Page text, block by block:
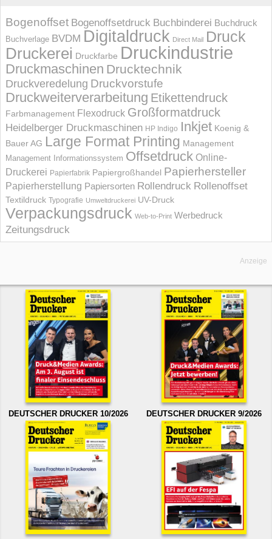
Bogenoffset Bogenoffsetdruck Buchbinderei Buchdruck
Buchverlage BVDM Digitaldruck Direct Mail Druck
Druckerei Druckfarbe Druckindustrie
Druckmaschinen Drucktechnik
Druckveredelung Druckvorstufe
Druckweiterverarbeitung Etikettendruck
Farbmanagement Flexodruck Großformatdruck
Heidelberger Druckmaschinen HP Indigo Inkjet Koenig &
Bauer AG Large Format Printing Management
Management Informations­system Offsetdruck Online-
Druckerei Papierfabrik Papiergroßhandel Papierhersteller
Papierherstellung Papiersorten Rollendruck Rollenoffset
Textildruck Typografie Umweltdruckerei UV-Druck
Verpackungsdruck Web-to-Print Werbedruck
Zeitungsdruck
Anzeige
DEUTSCHER DRUCKER 10/2026 DEUTSCHER DRUCKER 9/2026